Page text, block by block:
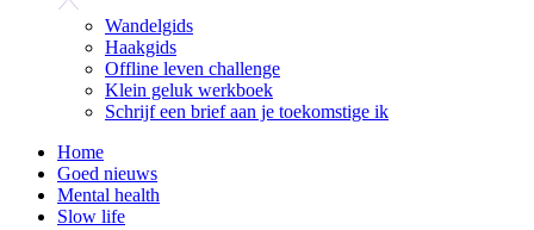
Wandelgids
Haakgids
Offline leven challenge
Klein geluk werkboek
Schrijf een brief aan je toekomstige ik
Home
Goed nieuws
Mental health
Slow life